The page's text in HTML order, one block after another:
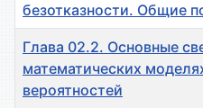
безотказности. Общие
Глава 02.2. Основные
математических
вероятностей